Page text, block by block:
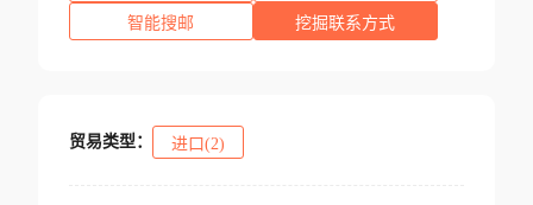
智能搜邮 挖掘联系方式
贸易类型： 进口(2)